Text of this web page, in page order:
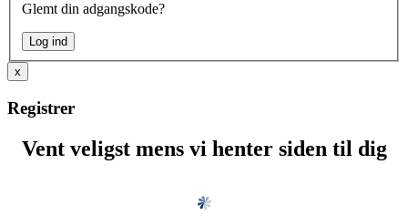
Glemt din adgangskode?
x
Registrer
Vent veligst mens vi henter siden til dig